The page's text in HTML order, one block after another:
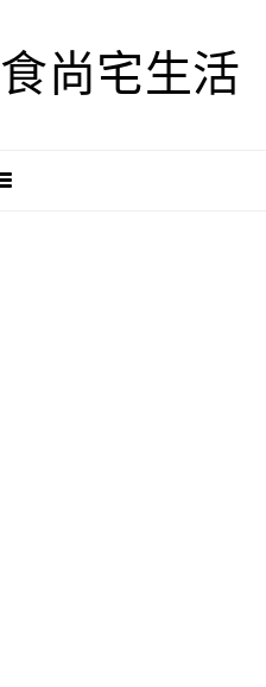
尚宅生活